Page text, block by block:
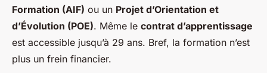
Formation (AIF) ou un Projet d’Orientation et
d’Évolution (POE). Même le contrat d’apprentissage
est accessible jusqu’à 29 ans. Bref, la formation n’est
plus un frein financier.